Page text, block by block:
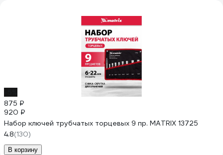
875 ₽
920 ₽
Набор ключей трубчатых торцевых 9 пр. MATRIX 13725
4.8(130)
В корзину